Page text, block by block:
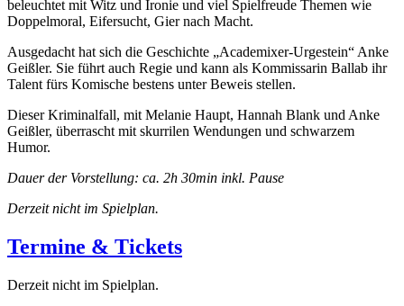
beleuchtet mit Witz und Ironie und viel Spielfreude Themen wie
Doppelmoral, Eifersucht, Gier nach Macht.
Ausgedacht hat sich die Geschichte „Academixer-Urgestein“ Anke
Geißler. Sie führt auch Regie und kann als Kommissarin Ballab ihr
Talent fürs Komische bestens unter Beweis stellen.
Dieser Kriminalfall, mit Melanie Haupt, Hannah Blank und Anke
Geißler, überrascht mit skurrilen Wendungen und schwarzem
Humor.
Dauer der Vorstellung: ca. 2h 30min inkl. Pause
Derzeit nicht im Spielplan.
Termine & Tickets
Derzeit nicht im Spielplan.